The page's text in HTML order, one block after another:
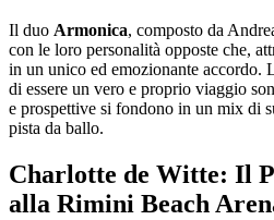
Il duo Armonica, composto da
con le loro personalità opposte che,
in un unico ed emozionante accordo.
di essere un vero e proprio viaggio
e prospettive si fondono in un mix di
pista da ballo.
Charlotte de Witte: Il
alla Rimini Beach